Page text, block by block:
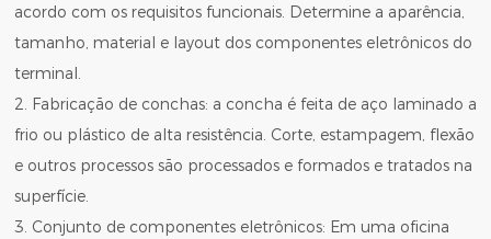
acordo com os requisitos funcionais. Determine a aparência,
tamanho, material e layout dos componentes eletrônicos do
terminal.
2. Fabricação de conchas: a concha é feita de aço laminado a
frio ou plástico de alta resistência. Corte, estampagem, flexão
e outros processos são processados ​​e formados e tratados na
superfície.
3. Conjunto de componentes eletrônicos: Em uma oficina